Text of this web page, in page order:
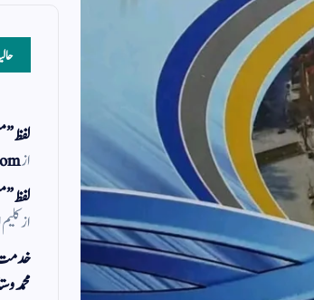
لفظ ”
از
لفظ ”
از
خدمت
محمد